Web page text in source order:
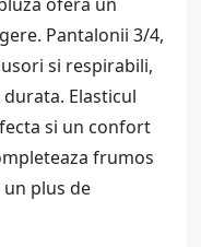
Pantalonii 3/4,
si respirabili,
Elasticul
si un confort
frumos
plus de